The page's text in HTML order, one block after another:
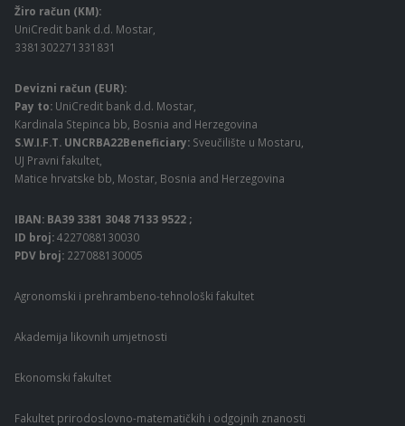
Žiro račun (KM):
UniCredit bank d.d. Mostar,
3381302271331831
Devizni račun (EUR):
Pay to: UniCredit bank d.d. Mostar,
Kardinala Stepinca bb, Bosnia and Herzegovina
S.W.I.F.T. UNCRBA22Beneficiary: Sveučilište u Mostaru,
UJ Pravni fakultet,
Matice hrvatske bb, Mostar, Bosnia and Herzegovina
IBAN: BA39 3381 3048 7133 9522 ;
ID broj:4227088130030
PDV broj: 227088130005
Agronomski i prehrambeno-tehnološki fakultet
Akademija likovnih umjetnosti
Ekonomski fakultet
Fakultet prirodoslovno-matematičkih i odgojnih znanosti